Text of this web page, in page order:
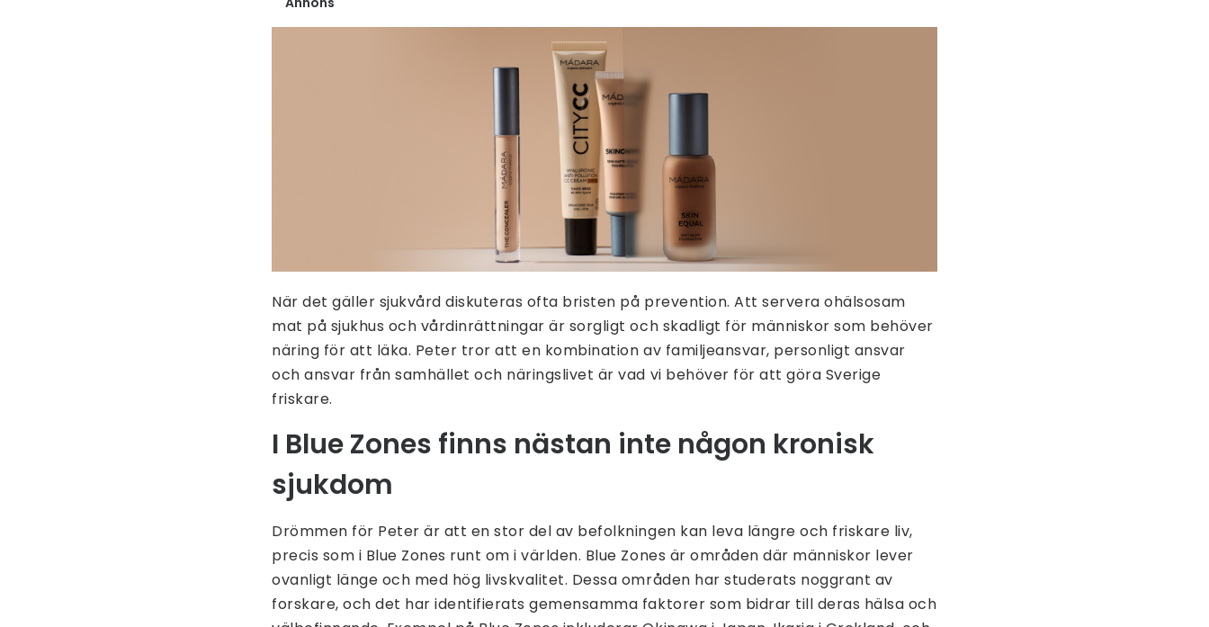
När det gäller sjukvård diskuteras ofta bristen på prevention. Att servera ohälsosam
mat på sjukhus och vårdinrättningar är sorgligt och skadligt för människor som behöver
näring för att läka. Peter tror att en kombination av familjeansvar, personligt ansvar
och ansvar från samhället och näringslivet är vad vi behöver för att göra Sverige
friskare.
I Blue Zones finns nästan inte någon kronisk
sjukdom
Drömmen för Peter är att en stor del av befolkningen kan leva längre och friskare liv,
precis som i Blue Zones runt om i världen. Blue Zones är områden där människor lever
ovanligt länge och med hög livskvalitet. Dessa områden har studerats noggrant av
forskare, och det har identifierats gemensamma faktorer som bidrar till deras hälsa och